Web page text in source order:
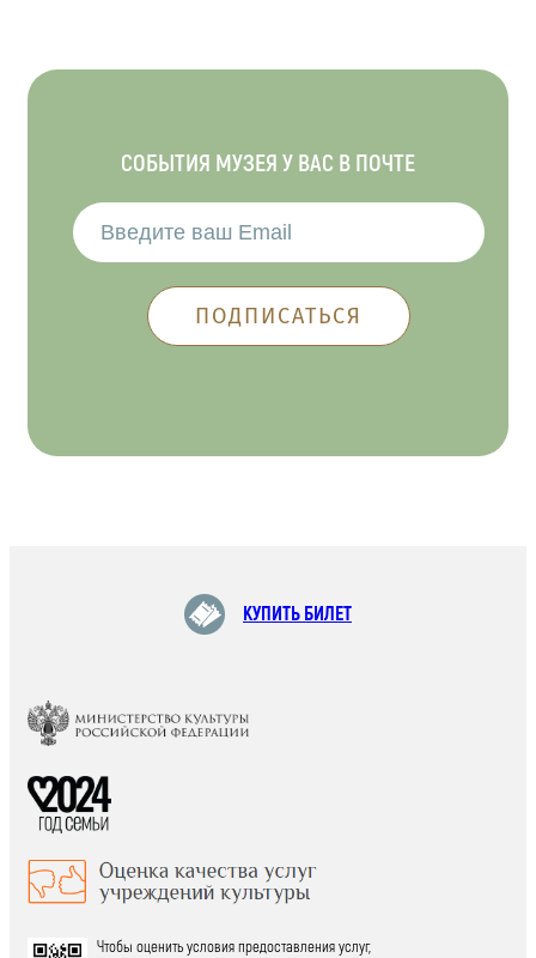
СОБЫТИЯ МУЗЕЯ У ВАС В ПОЧТЕ
КУПИТЬ БИЛЕТ
Чтобы оценить условия предоставления услуг,